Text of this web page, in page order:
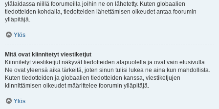
ylälaidassa niillä foorumeilla joihin ne on lähetetty. Kuten globaalien
tiedotteiden kohdalla, tiedotteiden lähettämisen oikeudet antaa foorumin
ylläpitäjä.
Ylös
Mitä ovat kiinnitetyt viestiketjut
Kiinnitetyt viestiketjut näkyvät tiedotteiden alapuolella ja ovat vain etusivulla.
Ne ovat yleensä aika tärkeitä, joten sinun tulisi lukea ne aina kun mahdollista.
Kuten tiedotteiden ja globaalien tiedotteiden kanssa, viestiketjujen
kiinnittämisen oikeudet määrittelee foorumin ylläpitäjä.
Ylös